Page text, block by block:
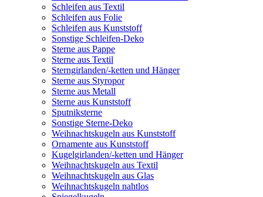
Schleifen aus Textil
Schleifen aus Folie
Schleifen aus Kunststoff
Sonstige Schleifen-Deko
Sterne aus Pappe
Sterne aus Textil
Sterngirlanden/-ketten und Hänger
Sterne aus Styropor
Sterne aus Metall
Sterne aus Kunststoff
Sputniksterne
Sonstige Sterne-Deko
Weihnachtskugeln aus Kunststoff
Ornamente aus Kunststoff
Kugelgirlanden/-ketten und Hänger
Weihnachtskugeln aus Textil
Weihnachtskugeln aus Glas
Weihnachtskugeln nahtlos